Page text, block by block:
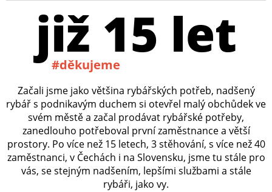
již 15 let
#děkujeme
Začali jsme jako většina rybářských potřeb, nadšený
rybář s podnikavým duchem si otevřel malý obchůdek ve
svém městě a začal prodávat rybářské potřeby,
zanedlouho potřeboval první zaměstnance a větší
prostory. Po více než 15 letech, 3 stěhování, s více než 40
zaměstnanci, v Čechách i na Slovensku, jsme tu stále pro
vás, se stejným nadšením, lepšími službami a stále
rybáři, jako vy.